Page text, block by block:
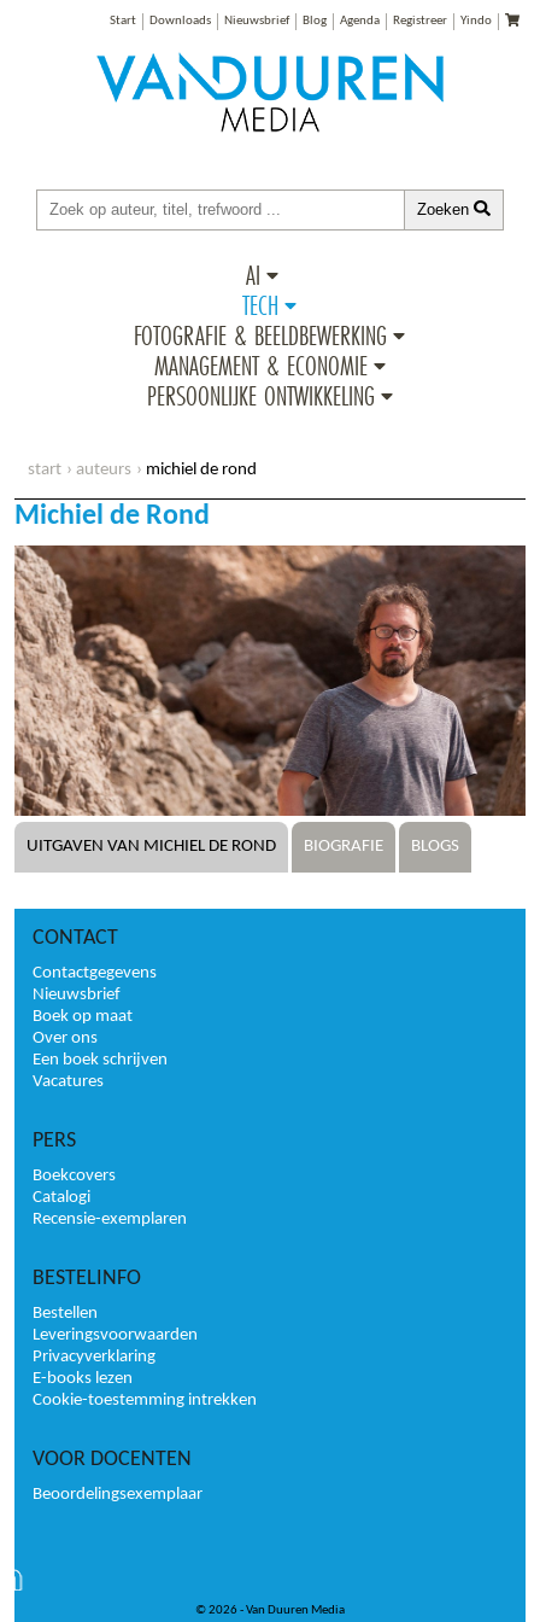
Start Downloads Nieuwsbrief Blog Agenda Registreer Yindo
Zoeken
AI
TECH
FOTOGRAFIE & BEELDBEWERKING
MANAGEMENT & ECONOMIE
PERSOONLIJKE ONTWIKKELING
start auteurs michiel de rond
Michiel de Rond
UITGAVEN VAN MICHIEL DE ROND BIOGRAFIE BLOGS
CONTACT
Contactgegevens
Nieuwsbrief
Boek op maat
Over ons
Een boek schrijven
Vacatures
PERS
Boekcovers
Catalogi
Recensie-exemplaren
BESTELINFO
Bestellen
Leveringsvoorwaarden
Privacyverklaring
E-books lezen
Cookie-toestemming intrekken
VOOR DOCENTEN
Beoordelingsexemplaar
© 2026 - Van Duuren Media